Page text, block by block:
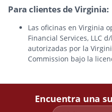
Para clientes de Virginia:
Las oficinas en Virginia
Financial Services, LLC
autorizadas por la
Commission bajo la
Encuentra una